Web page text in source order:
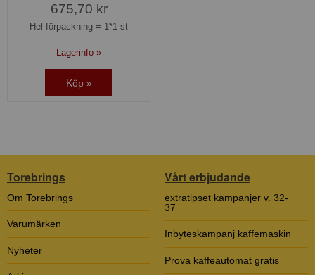
675,70 kr
Hel förpackning = 1*1 st
Lagerinfo »
Köp »
Torebrings
Om Torebrings
Varumärken
Nyheter
Vårt erbjudande
extratipset kampanjer v. 32-
37
Inbyteskampanj kaffemaskin
Prova kaffeautomat gratis